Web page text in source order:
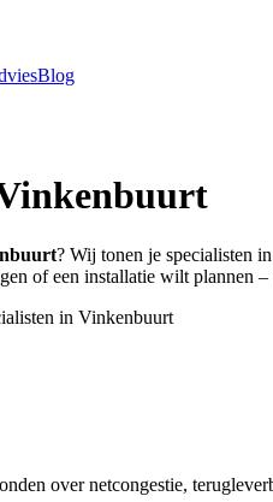
Blog
? Wij tonen je specialisten
of een installatie wilt plannen
in Vinkenbuurt
over netcongestie,